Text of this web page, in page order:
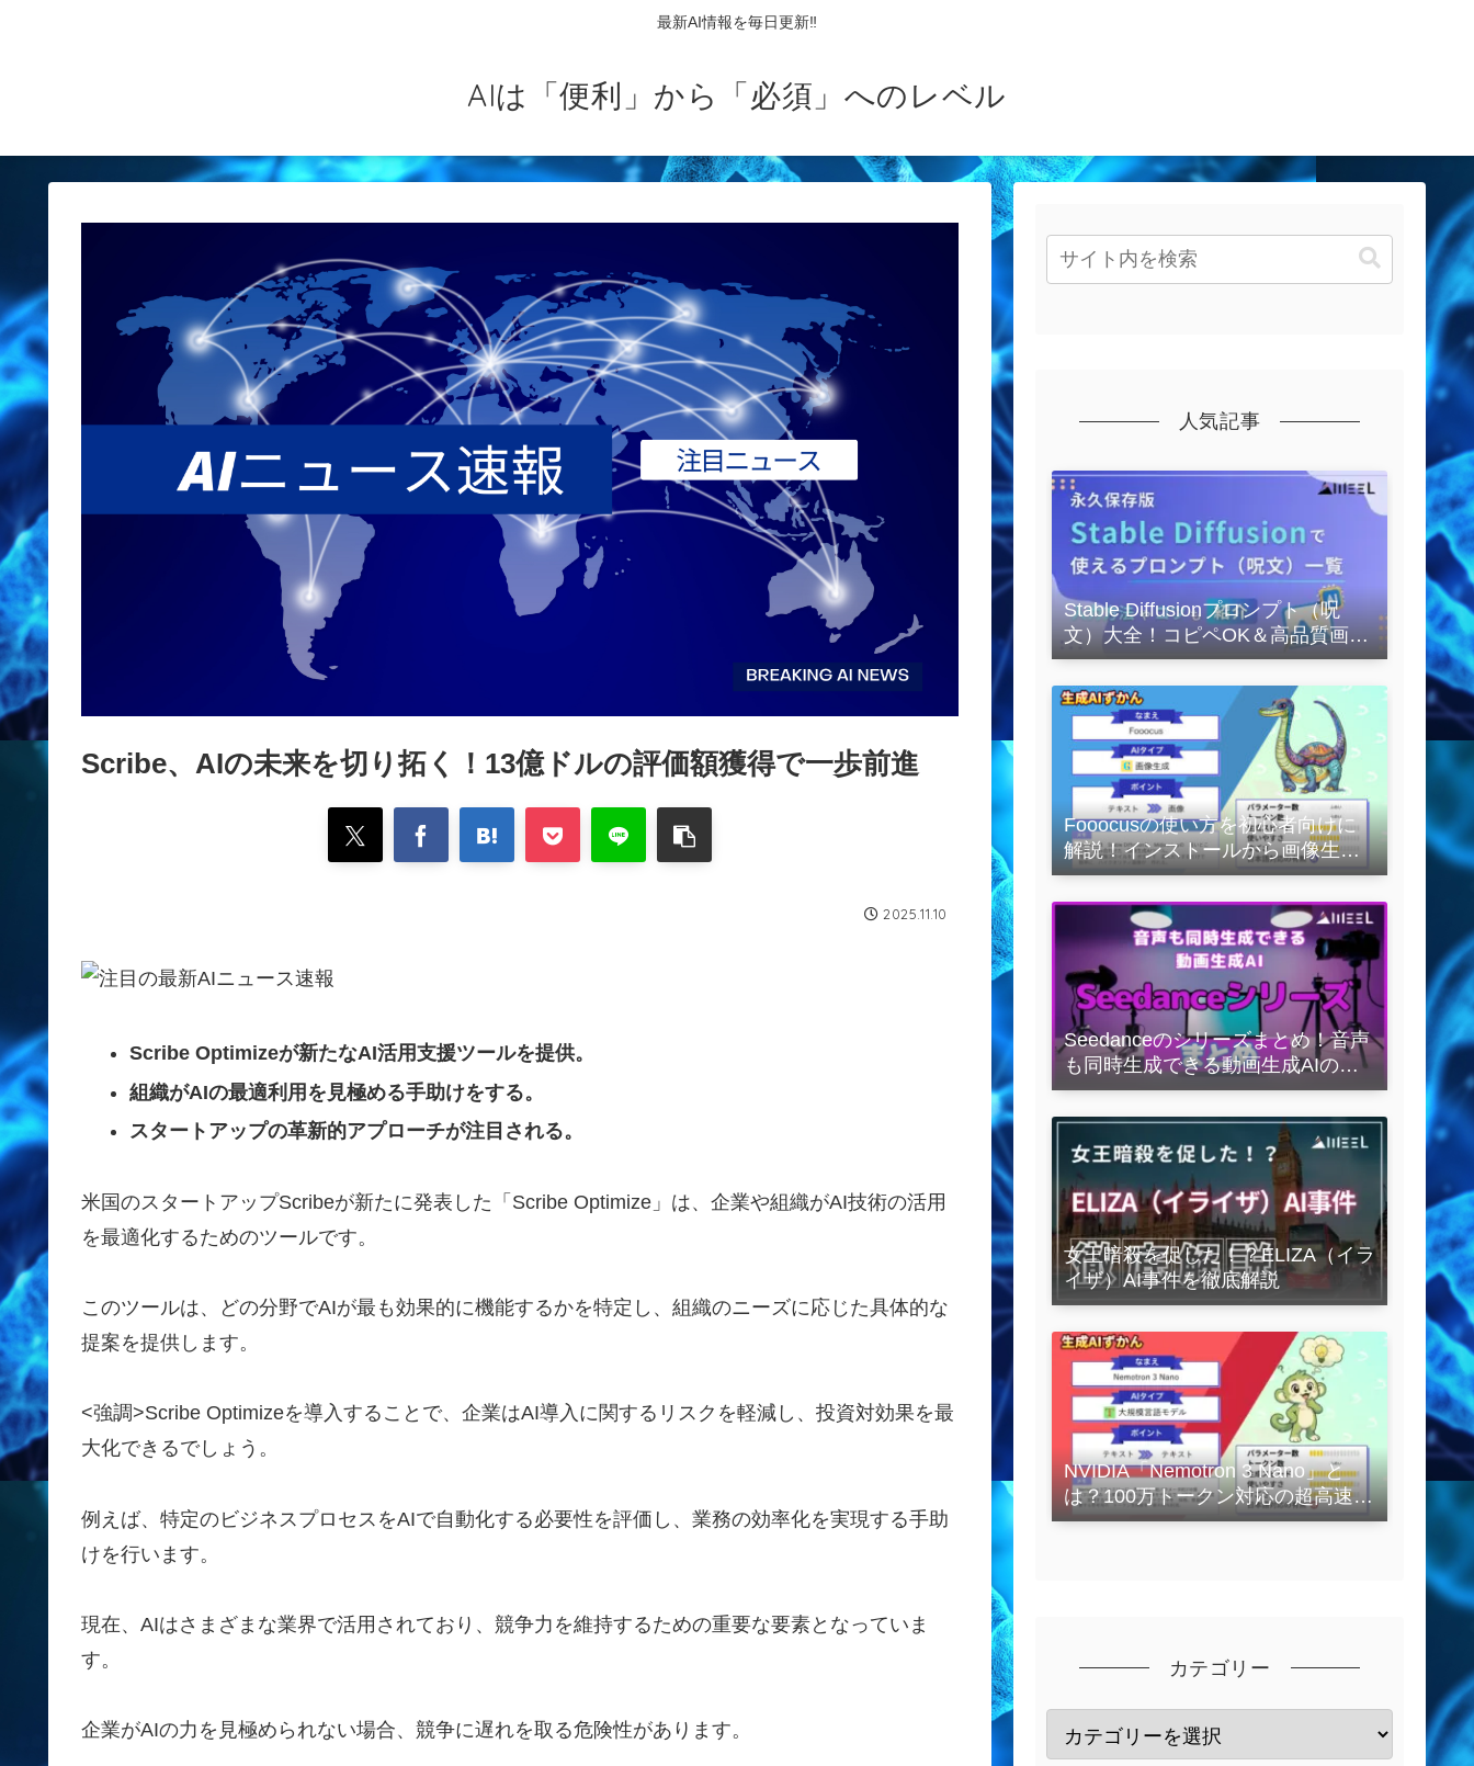
最新AI情報を毎日更新‼
AIは「便利」から「必須」へのレベル
Scribe、AIの未来を切り拓く！13億ドルの評価額獲得で一歩前進
2025.11.10
Scribe Optimizeが新たなAI活用支援ツールを提供。
組織がAIの最適利用を見極める手助けをする。
スタートアップの革新的アプローチが注目される。
米国のスタートアップScribeが新たに発表した「Scribe Optimize」は、企業や組織がAI技術の活用
を最適化するためのツールです。
このツールは、どの分野でAIが最も効果的に機能するかを特定し、組織のニーズに応じた具体的な
提案を提供します。
<強調>Scribe Optimizeを導入することで、企業はAI導入に関するリスクを軽減し、投資対効果を最
大化できるでしょう。
例えば、特定のビジネスプロセスをAIで自動化する必要性を評価し、業務の効率化を実現する手助
けを行います。
現在、AIはさまざまな業界で活用されており、競争力を維持するための重要な要素となっていま
す。
企業がAIの力を見極められない場合、競争に遅れを取る危険性があります。
人気記事
Stable Diffusionプロンプト（呪
文）大全！コピペOK＆高品質画像
を作るコツの完全保存版
Fooocusの使い方を初心者向けに
解説！インストールから画像生成
の実践まで紹介
Seedanceのシリーズまとめ！音声
も同時生成できる動画生成AIの全
容を解説
女王暗殺を促した！？ELIZA（イラ
イザ）AI事件を徹底解説
NVIDIA「Nemotron 3 Nano」と
は？100万トークン対応の超高速
LLMを徹底解説
カテゴリー